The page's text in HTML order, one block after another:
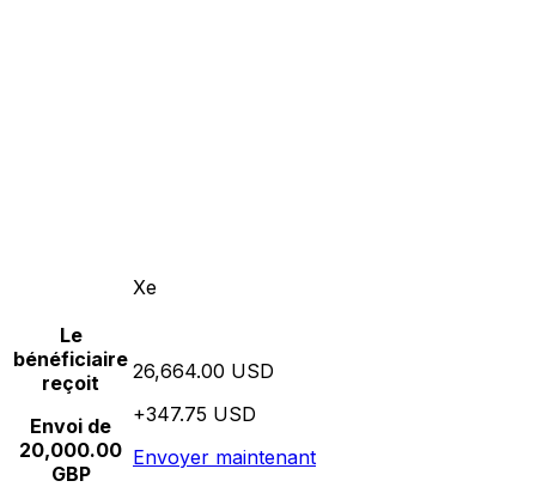
Xe
Le
bénéficiaire
reçoit
Envoi de
20,000.00
GBP
26,664.00 USD
+347.75 USD
Envoyer maintenant